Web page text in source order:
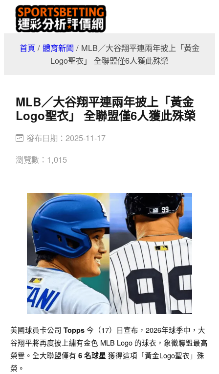
首頁 / 體育新聞 / MLB／大谷翔平連兩年披上「黃金
Logo聖衣」 全聯盟僅6人獲此殊榮
MLB／大谷翔平連兩年披上「黃金
Logo聖衣」 全聯盟僅6人獲此殊榮
發布日期： 2025-11-17
瀏覽數： 1,015
美國球員卡公司Topps 今（17）日宣布，2026年球季中，大
谷翔平將再度披上繡有金色 MLB Logo 的球衣，象徵聯盟最高
榮譽。全大聯盟僅有6 名球星 獲得這項「黃金Logo聖衣」殊
榮。